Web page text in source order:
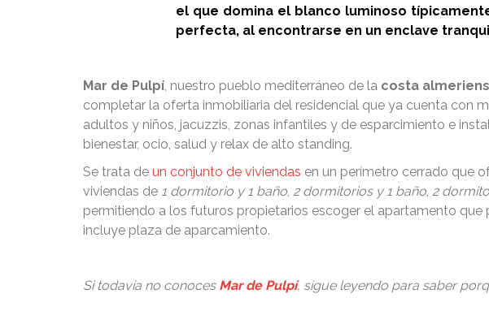
el que domina el blanco luminoso
perfecta, al encontrarse en un enclave
Mar de Pulpí, nuestro pueblo mediterráneo de la costa
completar la oferta inmobiliaria del residencial que ya cuenta con
adultos y niños, jacuzzis, zonas infantiles y de esparcimiento e
bienestar, ocio, salud y relax de alto standing.
Se trata de un conjunto de viviendas en un perímetro cerrado que
viviendas de 1 dormitorio y 1 baño, 2 dormitorios y 1 baño, 2
permitiendo a los futuros propietarios escoger el apartamento
incluye plaza de aparcamiento.
Si todavía no conoces Mar de Pulpí, sigue leyendo para saber